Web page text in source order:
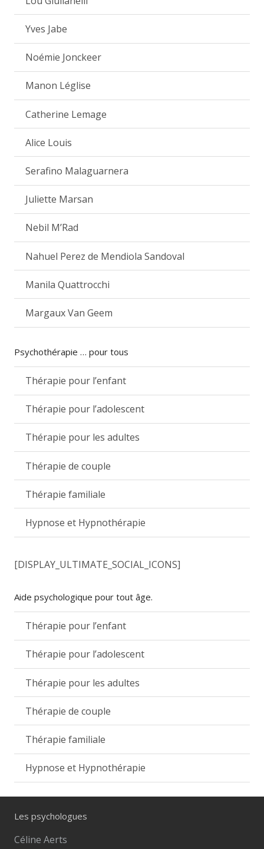
Yves Jabe
Noémie Jonckeer
Manon Léglise
Catherine Lemage
Alice Louis
Serafino Malaguarnera
Juliette Marsan
Nebil M’Rad
Nahuel Perez de Mendiola Sandoval
Manila Quattrocchi
Margaux Van Geem
Psychothérapie … pour tous
Thérapie pour l’enfant
Thérapie pour l’adolescent
Thérapie pour les adultes
Thérapie de couple
Thérapie familiale
Hypnose et Hypnothérapie
[DISPLAY_ULTIMATE_SOCIAL_ICONS]
Aide psychologique pour tout âge.
Thérapie pour l’enfant
Thérapie pour l’adolescent
Thérapie pour les adultes
Thérapie de couple
Thérapie familiale
Hypnose et Hypnothérapie
Les psychologues
Céline Aerts